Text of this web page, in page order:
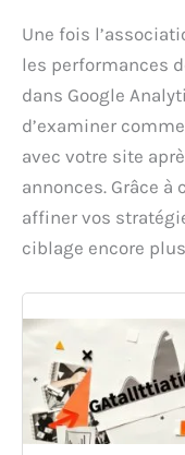
Une fois
les performances
dans Google
d’examiner
avec votre site
annonces. Grâce
affiner vos
ciblage encore